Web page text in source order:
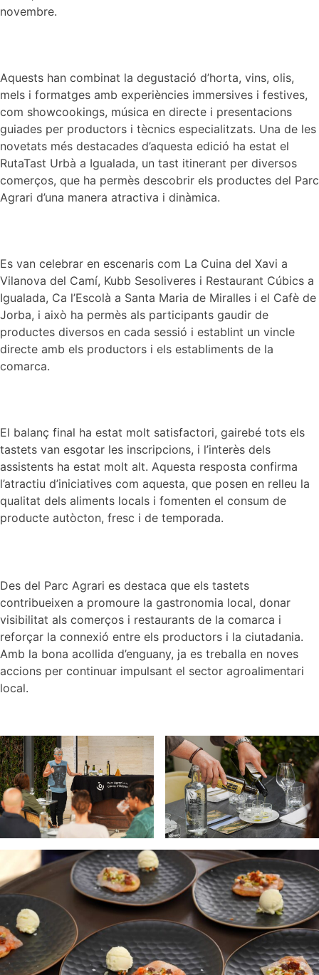
novembre.
Aquests han combinat la degustació d’horta, vins, olis,
mels i formatges amb experiències immersives i festives,
com showcookings, música en directe i presentacions
guiades per productors i tècnics especialitzats. Una de les
novetats més destacades d’aquesta edició ha estat el
RutaTast Urbà a Igualada, un tast itinerant per diversos
comerços, que ha permès descobrir els productes del Parc
Agrari d’una manera atractiva i dinàmica.
Es van celebrar en escenaris com La Cuina del Xavi a
Vilanova del Camí, Kubb Sesoliveres i Restaurant Cúbics a
Igualada, Ca l’Escolà a Santa Maria de Miralles i el Cafè de
Jorba, i això ha permès als participants gaudir de
productes diversos en cada sessió i establint un vincle
directe amb els productors i els establiments de la
comarca.
El balanç final ha estat molt satisfactori, gairebé tots els
tastets van esgotar les inscripcions, i l’interès dels
assistents ha estat molt alt. Aquesta resposta confirma
l’atractiu d’iniciatives com aquesta, que posen en relleu la
qualitat dels aliments locals i fomenten el consum de
producte autòcton, fresc i de temporada.
Des del Parc Agrari es destaca que els tastets
contribueixen a promoure la gastronomia local, donar
visibilitat als comerços i restaurants de la comarca i
reforçar la connexió entre els productors i la ciutadania.
Amb la bona acollida d’enguany, ja es treballa en noves
accions per continuar impulsant el sector agroalimentari
local.